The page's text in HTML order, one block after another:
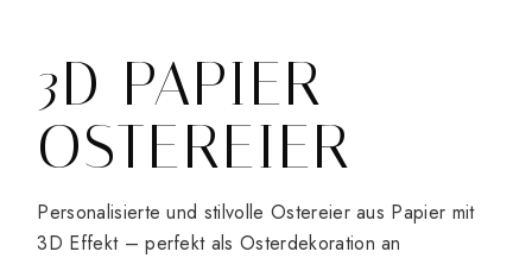
3D PAPIER
OSTEREIER
Personalisierte und stilvolle Ostereier aus Papier mit
3D Effekt – perfekt als Osterdekoration an